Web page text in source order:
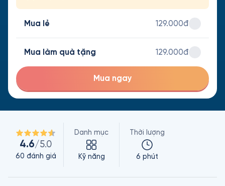
Mua lẻ 129.000đ
Mua làm quà tặng 129.000đ
Mua ngay
4.6/5.0
60 đánh giá
Danh mục
Kỹ năng
Thời lượng
6 phút